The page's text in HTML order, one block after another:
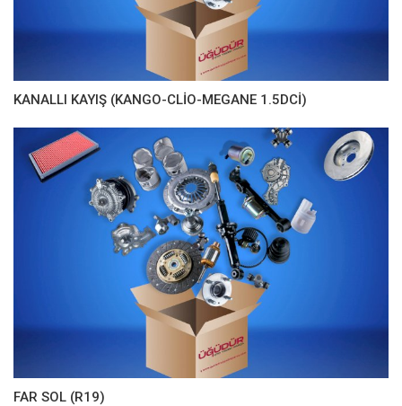
KANALLI KAYIŞ (KANGO-CLİO-MEGANE 1.5DCİ)
FAR SOL (R19)